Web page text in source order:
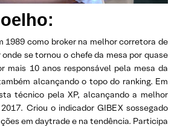
1989 como broker na melhor corretora de
se tornou o chefe da mesa por quase
mais 10 anos responsável pela mesa da
alcançando o topo do ranking. Em
técnico pela XP, alcançando a melhor
Criou o indicador GIBEX sossegado
em daytrade e na tendência. Participa